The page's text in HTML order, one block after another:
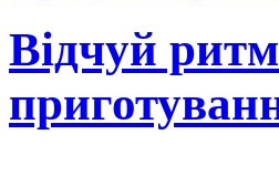
Відчуй